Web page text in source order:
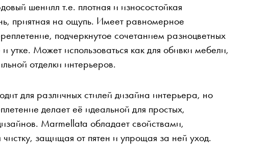
Дом в одежде Выставка
шенилл т.е. плотная и износостойкая
приятная на ощупь. Имеет равномерное
подчеркнутое сочетанием разноцветных
утке. Может использоваться как для обивки мебели,
отделки интерьеров.
для различных стилей дизайна интерьера, но
делает её идеальной для простых,
Marmellata обладает свойствами,
защищая от пятен и упрощая за ней уход.